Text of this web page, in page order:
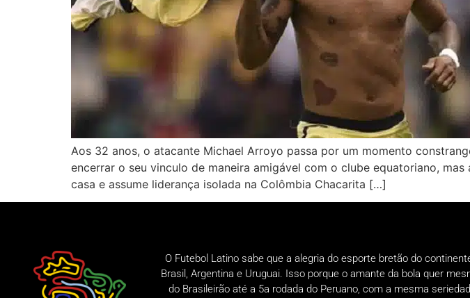
Aos 32 anos, o atacante Michael Arroyo passa por um momento
encerrar o seu vinculo de maneira amigável com o clube equatoriano,
casa e assume liderança isolada na Colômbia Chacarita […]
O Futebol Latino sabe que a alegria do esporte bretão do
Brasil, Argentina e Uruguai. Isso porque o amante da bola quer
do Brasileirão até a 5a rodada do Peruano, com a mesma